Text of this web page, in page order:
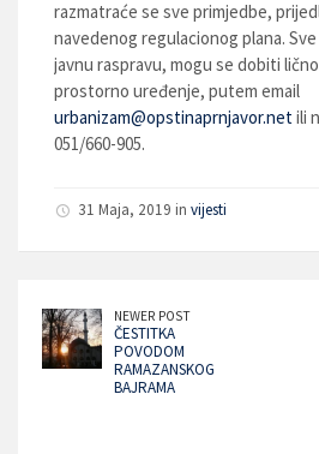
razmatraće se sve primjedbe,
navedenog regulacionog plana.
javnu raspravu, mogu se dobiti
prostorno uređenje, putem email
urbanizam@opstinaprnjavor.netili
051/660-905.
31 Maja, 2019 in vijesti
NEWER POST
ČESTITKA
POVODOM
RAMAZANSKOG
BAJRAMA